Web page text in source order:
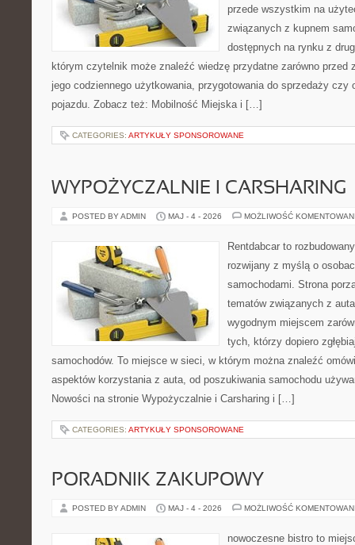
przede wszystkim na
związanych z kupnem
dostępnych na rynku z
którym czytelnik może znaleźć wiedzę przydatne zarówno przed
jego codziennego użytkowania, przygotowania do sprzedaży czy
pojazdu. Zobacz też: Mobilność Miejska i […]
CATEGORIES: ARTYKUŁY SPONSOROWANE
WYPOŻYCZALNIE I CARSHARING
POSTED BY ADMIN MAJ - 4 - 2026 MOŻLIWOŚĆ
Rentdabcar to
rozwijany z myślą o
samochodami. Strona
tematów związanych z
wygodnym miejscem
tych, którzy dopiero
samochodów. To miejsce w sieci, w którym można znaleźć
aspektów korzystania z auta, od poszukiwania samochodu
Nowości na stronie Wypożyczalnie i Carsharing i […]
CATEGORIES: ARTYKUŁY SPONSOROWANE
PORADNIK ZAKUPOWY
POSTED BY ADMIN MAJ - 4 - 2026 MOŻLIWOŚĆ
nowoczesne bistro to